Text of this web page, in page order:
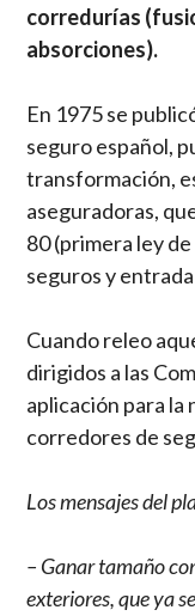
corredurías
absorciones).
En 1975 se
seguro español,
transformación,
aseguradoras,
80 (primera ley
seguros y
Cuando releo
dirigidos a las
aplicación para
corredores de
Los mensajes del
– Ganar tamaño
exteriores, que ya